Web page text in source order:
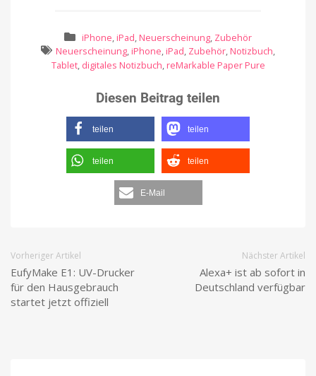
iPhone, iPad, Neuerscheinung, Zubehör
Neuerscheinung, iPhone, iPad, Zubehör, Notizbuch,
Tablet, digitales Notizbuch, reMarkable Paper Pure
Diesen Beitrag teilen
teilen teilen
teilen teilen
E-Mail
Vorheriger Artikel
EufyMake E1: UV-Drucker
für den Hausgebrauch
startet jetzt offiziell
Nächster Artikel
Alexa+ ist ab sofort in
Deutschland verfügbar